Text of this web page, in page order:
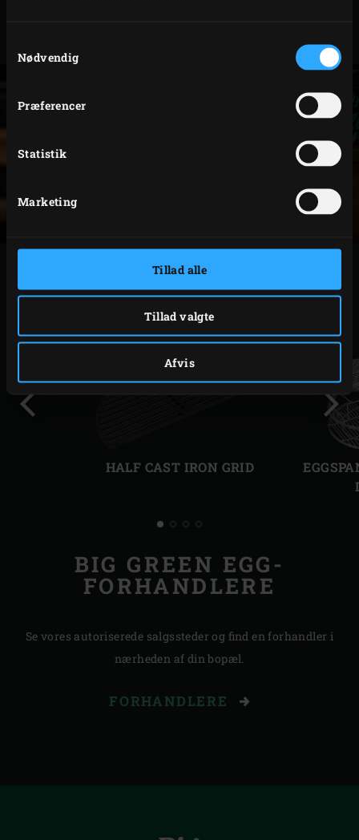
Nødvendig
Præferencer
Statistik
Marketing
Tillad alle
Tillad valgte
Afvis
RELATERET TILBEHØR
HALF CAST IRON GRID
BIG GREEN EGG-
FORHANDLERE
Se vores autoriserede salgssteder og find en forhandler i
nærheden af din bopæl.
FORHANDLERE